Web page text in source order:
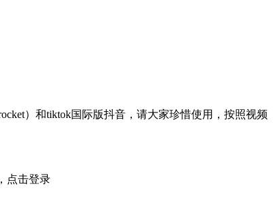
）和tiktok国际版抖音，请大家珍惜使用，按照视频
点击登录